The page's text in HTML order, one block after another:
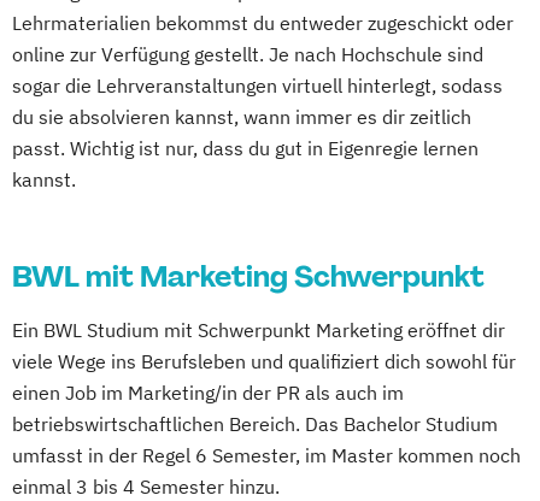
Lehrmaterialien bekommst du entweder zugeschickt oder
online zur Verfügung gestellt. Je nach Hochschule sind
sogar die Lehrveranstaltungen virtuell hinterlegt, sodass
du sie absolvieren kannst, wann immer es dir zeitlich
passt. Wichtig ist nur, dass du gut in Eigenregie lernen
kannst.
BWL mit Marketing Schwerpunkt
Ein BWL Studium mit Schwerpunkt Marketing eröffnet dir
viele Wege ins Berufsleben und qualifiziert dich sowohl für
einen Job im Marketing/in der PR als auch im
betriebswirtschaftlichen Bereich. Das Bachelor Studium
umfasst in der Regel 6 Semester, im Master kommen noch
einmal 3 bis 4 Semester hinzu.